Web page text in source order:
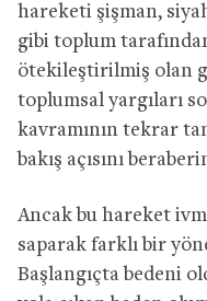
hareketi şişman,
gibi toplum
ötekileştirilmiş olan
toplumsal yargıları
kavramının tekrar
bakış açısını
Ancak bu hareket
saparak farklı bir
Başlangıçta bedeni